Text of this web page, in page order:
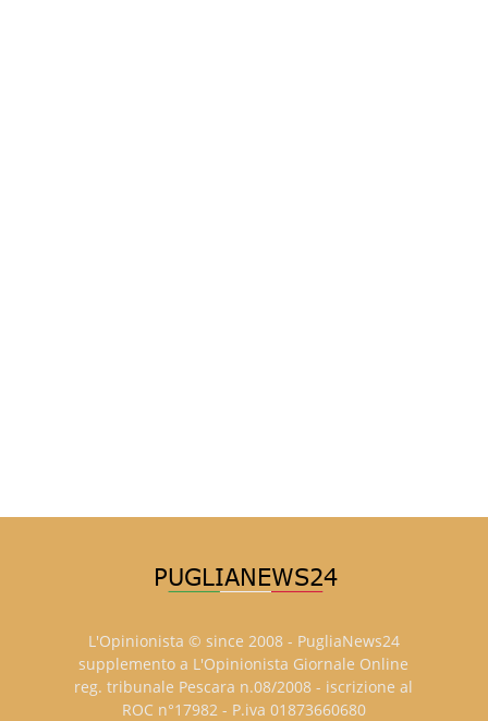
L'Opinionista © since 2008 - PugliaNews24
supplemento a L'Opinionista Giornale Online
reg. tribunale Pescara n.08/2008 - iscrizione al
ROC n°17982 - P.iva 01873660680